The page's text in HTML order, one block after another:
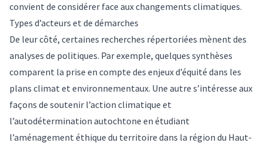
convient de considérer face aux changements climatiques.
Types d’acteurs et de démarches
De leur côté, certaines recherches répertoriées mènent des
analyses de politiques. Par exemple, quelques synthèses
comparent la prise en compte des enjeux d’équité dans les
plans climat et environnementaux. Une autre s’intéresse aux
façons de soutenir l’action climatique et
l’autodétermination autochtone en étudiant
l’aménagement éthique du territoire dans la région du Haut-